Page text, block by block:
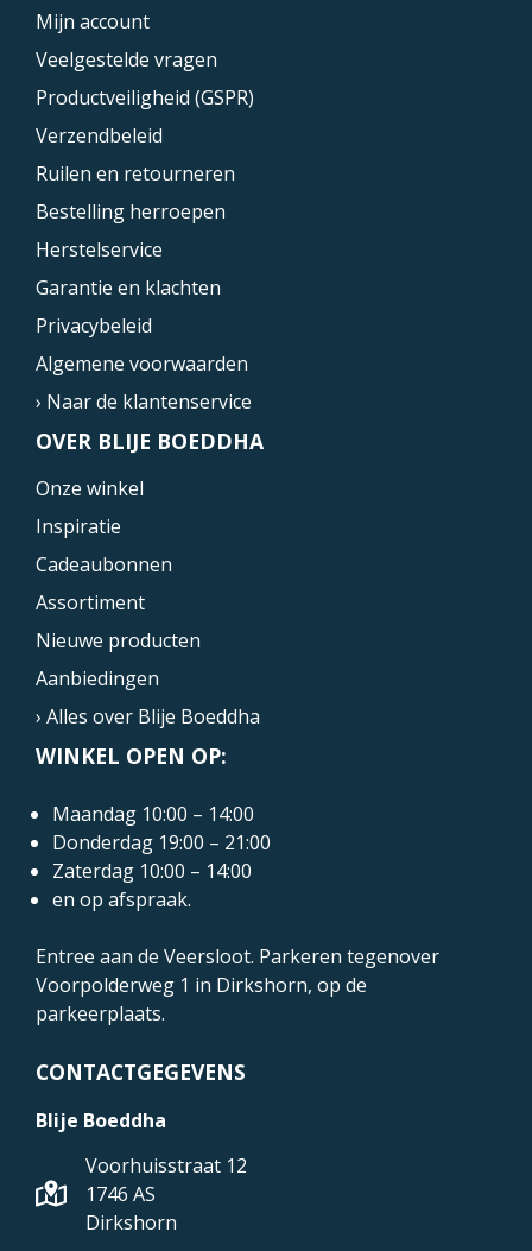
Mijn account
Veelgestelde vragen
Productveiligheid (GSPR)
Verzendbeleid
Ruilen en retourneren
Bestelling herroepen
Herstelservice
Garantie en klachten
Privacybeleid
Algemene voorwaarden
› Naar de klantenservice
OVER BLIJE BOEDDHA
Onze winkel
Inspiratie
Cadeaubonnen
Assortiment
Nieuwe producten
Aanbiedingen
› Alles over Blije Boeddha
WINKEL OPEN OP:
Maandag 10:00 – 14:00
Donderdag 19:00 – 21:00
Zaterdag 10:00 – 14:00
en op afspraak.
Entree aan de Veersloot. Parkeren tegenover
Voorpolderweg 1 in Dirkshorn, op de
parkeerplaats.
CONTACTGEGEVENS
Blije Boeddha
Voorhuisstraat 12
1746 AS
Dirkshorn